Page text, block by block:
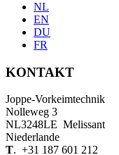
NL
EN
DU
FR
KONTAKT
Joppe-Vorkeimtechnik
Nolleweg 3
NL3248LE Melissant
Niederlande
T. +31 187 601 212